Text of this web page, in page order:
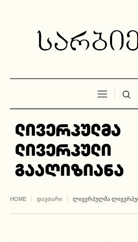
ლივერპულმა
ლივერპული
გააღიზიანა
HOME ᲓᲐᲕᲗᲐᲠᲘ ᲚᲘᲕᲔᲠᲞᲣᲚᲛᲐ